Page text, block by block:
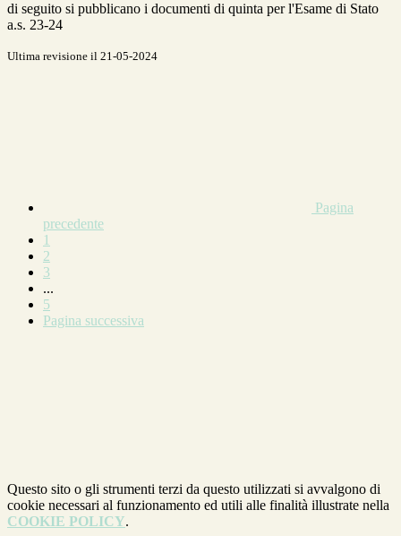
di seguito si pubblicano i documenti di quinta per l'Esame di Stato
a.s. 23-24
Ultima revisione il 21-05-2024
Pagina
precedente
1
2
3
...
5
Pagina successiva
Questo sito o gli strumenti terzi da questo utilizzati si avvalgono di
cookie necessari al funzionamento ed utili alle finalità illustrate nella
COOKIE POLICY.